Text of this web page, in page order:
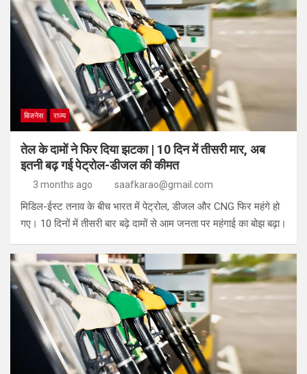
बिजनेस राज्य
तेल के दामों ने फिर दिया झटका | 10 दिन में तीसरी मार, अब
इतनी बढ़ गई पेट्रोल-डीजल की कीमत
3 months ago saafkarao@gmail.com
मिडिल-ईस्ट तनाव के बीच भारत में पेट्रोल, डीजल और CNG फिर महंगे हो
गए। 10 दिनों में तीसरी बार बढ़े दामों से आम जनता पर महंगाई का बोझ बढ़ा।